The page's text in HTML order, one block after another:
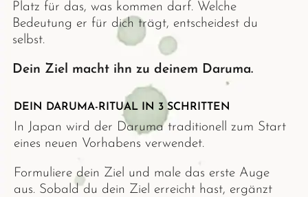
Platz für das, was kommen darf. Welche
Bedeutung er für dich trägt, entscheidest du
selbst.
Dein Ziel macht ihn zu deinem Daruma.
DEIN DARUMA-RITUAL IN 3 SCHRITTEN
In Japan wird der Daruma traditionell zum Start
eines neuen Vorhabens verwendet.
Formuliere dein Ziel und male das erste Auge
aus. Sobald du dein Ziel erreicht hast, ergänzt